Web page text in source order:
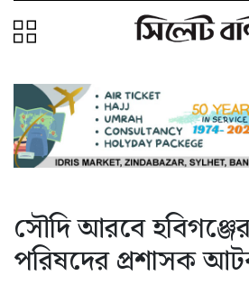
সৌদি আরবে
পরিষদের প্রশাসক